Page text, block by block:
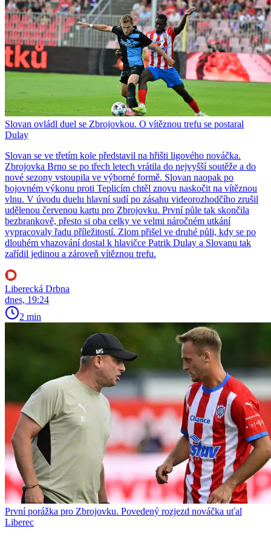
Slovan ovládl duel se Zbrojovkou. O vítěznou trefu se postaral
Dulay
Slovan se ve třetím kole představil na hřišti ligového nováčka.
Zbrojovka Brno se po třech letech vrátila do nejvyšší soutěže a do
nové sezony vstoupila ve výborné formě. Slovan naopak po
bojovném výkonu proti Teplicím chtěl znovu naskočit na vítěznou
vlnu. V úvodu duelu hlavní sudí po zásahu videorozhodčího zrušil
udělenou červenou kartu pro Zbrojovku. První půle tak skončila
bezbrankově, přesto si oba celky ve velmi náročném utkání
vypracovaly řadu příležitostí. Zlom přišel ve druhé půli, kdy se po
dlouhém vhazování dostal k hlavičce Patrik Dulay a Slovanu tak
zařídil jedinou a zároveň vítěznou trefu.
Liberecká Drbna
dnes, 19:24
2 min
První porážka pro Zbrojovku. Povedený rozjezd nováčka uťal
Liberec